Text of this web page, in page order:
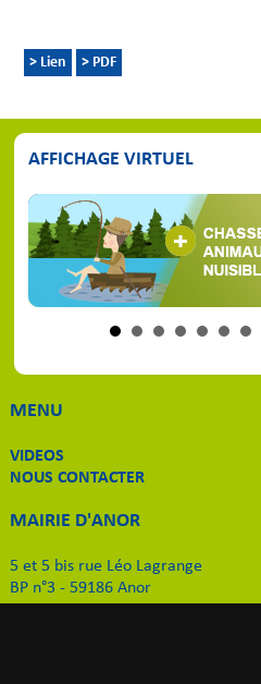
> Lien > PDF
AFFICHAGE VIRTUEL
MENU
VIDEOS
NOUS CONTACTER
MAIRIE D'ANOR
5 et 5 bis rue Léo Lagrange
BP n°3 - 59186 Anor